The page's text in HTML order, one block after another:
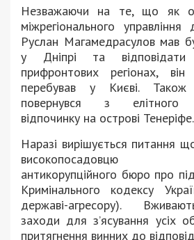
Незважаючи на те, що як
міжрегіонального
Руслан Магамедрасулов мав
у Дніпрі та
прифронтових регіонах,
перебував у Києві.
повернувся з елітного
відпочинку на острові Тенеріфе.
Наразі вирішується питання
високопосадовцю
антикорупційного бюро про
Кримінального кодексу
державі-агресору).
заходи для з’ясування усіх
притягнення винних до